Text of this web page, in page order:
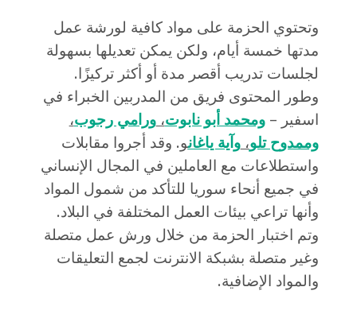
وتحتوي الحزمة على مواد كافية لورشة عمل
مدتها خمسة أيام، ولكن يمكن تعديلها بسهولة
لجلسات تدريب أقصر مدة أو أكثر تركيزًا.
وطور المحتوى فريق من المدربين الخبراء في
اسفير –ومحمد أبو نابوت،ورامي رجوب،
وممدوح تلو،وآية ياغانو. وقد أجروا مقابلات
واستطلاعات مع العاملين في المجال الإنساني
في جميع أنحاء سوريا للتأكد من شمول المواد
وأنها تراعي بيئات العمل المختلفة في البلاد.
وتم اختبار الحزمة من خلال ورش عمل متصلة
وغير متصلة بشبكة الانترنت لجمع التعليقات
والمواد الإضافية.